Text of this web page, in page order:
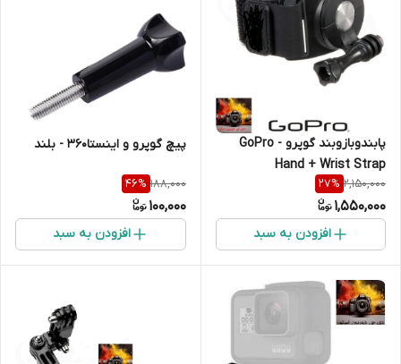
پابندوبازوبند گوپرو - GoPro
Hand + Wrist Strap
2,150,000
27%
1,550,000
افزودن به سبد
پیچ گوپرو و اینستا۳۶۰ - بلند
188,000
46%
100,000
افزودن به سبد